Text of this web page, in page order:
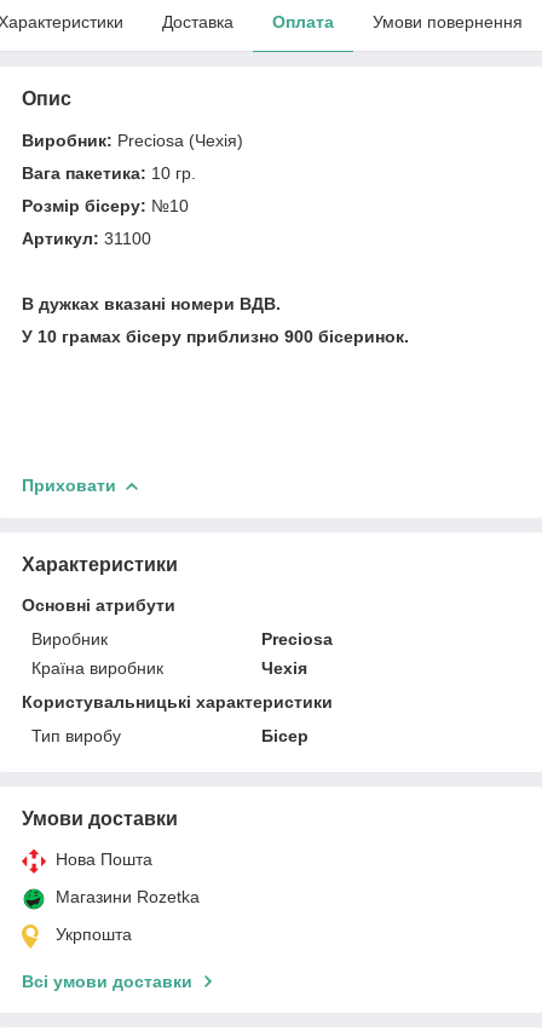
Доставка Оплата Умови повернення
Опис
Виробник: Preciosa (Чехія)
Вага пакетика: 10 гр.
Розмір бісеру: №10
Артикул: 31100
В дужках вказані номери ВДВ.
У 10 грамах бісеру приблизно 900 бісеринок.
Приховати
Характеристики
Основні атрибути
Виробник
Preciosa
Країна виробник
Чехія
Користувальницькі характеристики
Тип виробу
Бісер
Умови доставки
Нова Пошта
Магазини Rozetka
Укрпошта
Всі умови доставки